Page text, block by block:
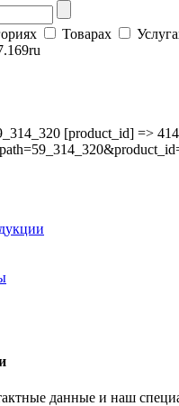
Товарах
ru
[product_id] =>
данные и наш